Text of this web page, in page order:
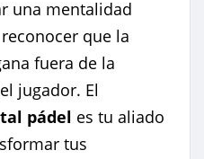
una mentalidad
que la
fuera de la
jugador. El
pádel es tu aliado
tus